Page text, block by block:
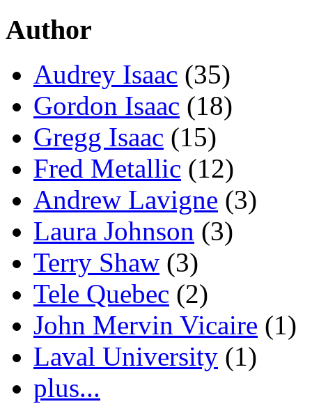
Author
Audrey Isaac (35)
Gordon Isaac (18)
Gregg Isaac (15)
Fred Metallic (12)
Andrew Lavigne (3)
Laura Johnson (3)
Terry Shaw (3)
Tele Quebec (2)
John Mervin Vicaire (1)
Laval University (1)
plus...